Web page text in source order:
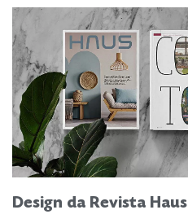
Design da Revista Haus